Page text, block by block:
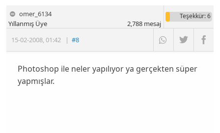
omer_6134
15-02-2008,01:42 |#8
Yıllanmış Üye
Teşekkür: 6
2,788mesaj
Photoshop ile neler yapılıyor ya gerçekten süper
yapmışlar.